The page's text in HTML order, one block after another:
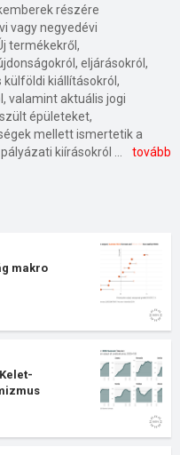
részére
vagy negyedévi
termékekről,
eljárásokról,
kiállításokról,
valamint aktuális jogi
épületeket,
mellett ismertetik a
tovább
makro